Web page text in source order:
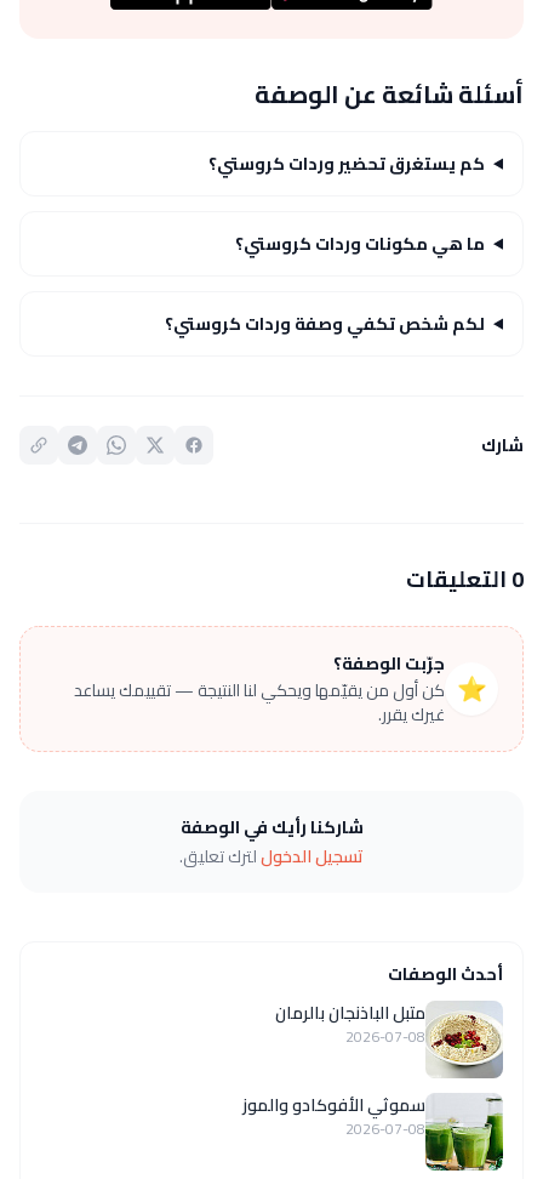
أسئلة شائعة عن الوصفة
كم يستغرق تحضير وردات كروستي؟
ما هي مكونات وردات كروستي؟
لكم شخص تكفي وصفة وردات كروستي؟
شارك
0 التعليقات
⭐
جرّبت الوصفة؟
كن أول من يقيّمها ويحكي لنا النتيجة — تقييمك يساعد
غيرك يقرر.
شاركنا رأيك في الوصفة
تسجيل الدخوللترك تعليق.
أحدث الوصفات
متبل الباذنجان بالرمان
2026-07-08
سموثي الأفوكادو والموز
2026-07-08